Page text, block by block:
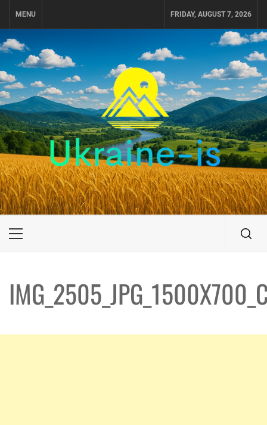
MENU FRIDAY, AUGUST 7, 2026
UKRAINE-IS
ПУТЕШЕСТВИЕ ПО УКРАИНЕ
Primary